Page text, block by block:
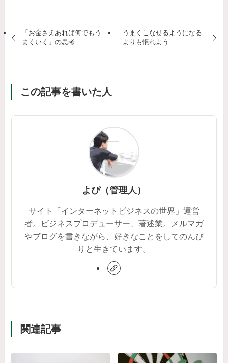
「お金さえあれば何でもう
まくいく」の思考
うまくこなせるようになる
よりも慣れよう
この記事を書いた人
よぴ（管理人）
サイト「インターネットビジネスの世界」運営
者。ビジネスプロデューサー、著述業。メルマガ
やブログを書きながら、好きなことをしてのんび
りと生きています。
関連記事